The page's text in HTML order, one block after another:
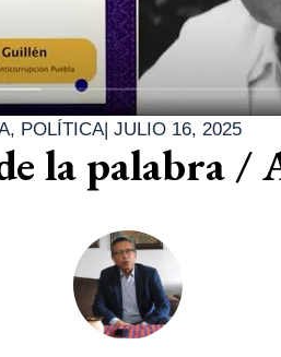
, POLÍTICA| JULIO 16, 2025
la palabra /